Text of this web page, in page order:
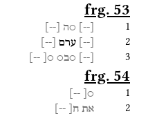
frg. 53
1
-- ○ה --
2
-- ערם --
3
-- ○ב○ ○[
--]
frg. 54
1
○[
--]
2 את ח[ --]